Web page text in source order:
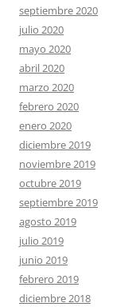
septiembre 2020
julio 2020
mayo 2020
abril 2020
marzo 2020
febrero 2020
enero 2020
diciembre 2019
noviembre 2019
octubre 2019
septiembre 2019
agosto 2019
julio 2019
junio 2019
febrero 2019
diciembre 2018